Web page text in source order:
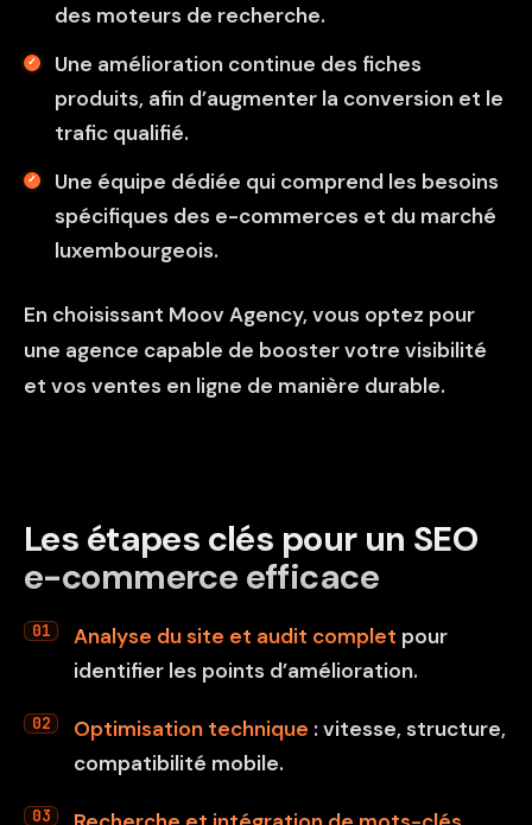
des moteurs de recherche.
Une amélioration continue des fiches
produits, afin d’augmenter la conversion et le
trafic qualifié.
Une équipe dédiée qui comprend les besoins
spécifiques des e-commerces et du marché
luxembourgeois.
En choisissant Moov Agency, vous optez pour
une agence capable de booster votre visibilité
et vos ventes en ligne de manière durable.
Les étapes clés pour un SEO
e-commerce efficace
Analyse du site et audit complet pour
identifier les points d’amélioration.
Optimisation technique : vitesse, structure,
compatibilité mobile.